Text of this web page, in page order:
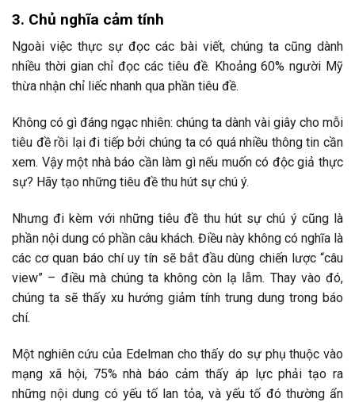
3. Chủ nghĩa cảm tính
Ngoài việc thực sự đọc các bài viết, chúng ta cũng dành
nhiều thời gian chỉ đọc các tiêu đề. Khoảng 60% người Mỹ
thừa nhận chỉ liếc nhanh qua phần tiêu đề.
Không có gì đáng ngạc nhiên: chúng ta dành vài giây cho mỗi
tiêu đề rồi lại đi tiếp bởi chúng ta có quá nhiều thông tin cần
xem. Vậy một nhà báo cần làm gì nếu muốn có độc giả thực
sự? Hãy tạo những tiêu đề thu hút sự chú ý.
Nhưng đi kèm với những tiêu đề thu hút sự chú ý cũng là
phần nội dung có phần câu khách. Điều này không có nghĩa là
các cơ quan báo chí uy tín sẽ bắt đầu dùng chiến lược “câu
view” – điều mà chúng ta không còn lạ lẫm. Thay vào đó,
chúng ta sẽ thấy xu hướng giảm tính trung dung trong báo
chí.
Một nghiên cứu của Edelman cho thấy do sự phụ thuộc vào
mạng xã hội, 75% nhà báo cảm thấy áp lực phải tạo ra
những nội dung có yếu tố lan tỏa, và yếu tố đó thường ẩn